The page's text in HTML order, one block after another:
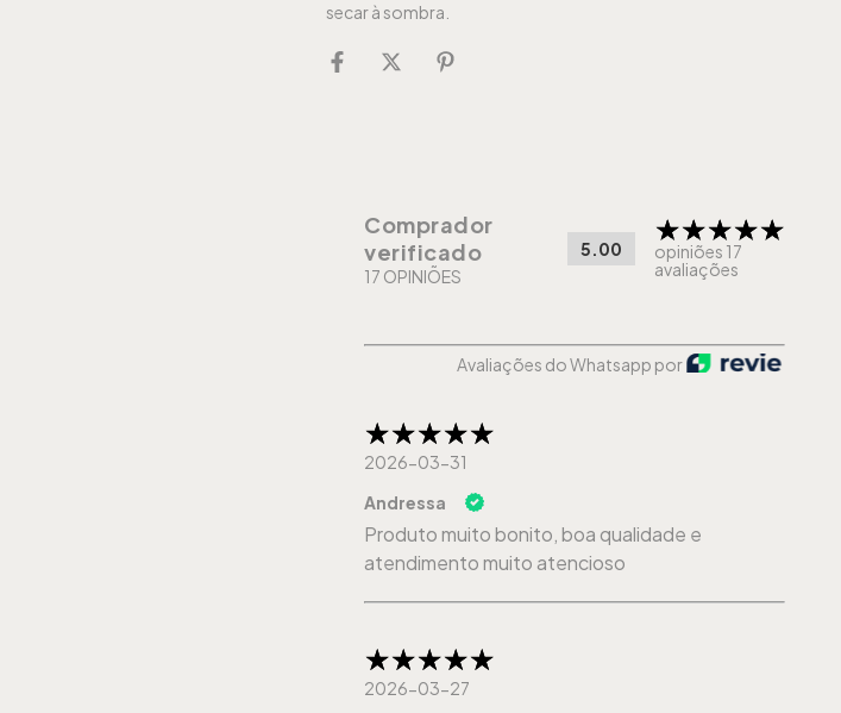
secar à sombra.
Comprador
verificado
17 OPINIÕES
5.00
opiniões 17
avaliações
Avaliações do Whatsapp por
2026-03-31
Andressa
Produto muito bonito, boa qualidade e
atendimento muito atencioso
2026-03-27